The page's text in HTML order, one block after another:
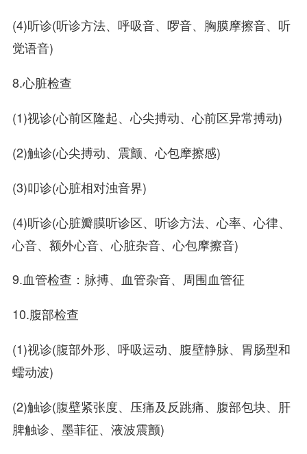
(4)听诊(听诊方法、呼吸音、啰音、胸膜摩擦音、听
觉语音)
8.心脏检查
(1)视诊(心前区隆起、心尖搏动、心前区异常搏动)
(2)触诊(心尖搏动、震颤、心包摩擦感)
(3)叩诊(心脏相对浊音界)
(4)听诊(心脏瓣膜听诊区、听诊方法、心率、心律、
心音、额外心音、心脏杂音、心包摩擦音)
9.血管检查：脉搏、血管杂音、周围血管征
10.腹部检查
(1)视诊(腹部外形、呼吸运动、腹壁静脉、胃肠型和
蠕动波)
(2)触诊(腹壁紧张度、压痛及反跳痛、腹部包块、肝
脾触诊、墨菲征、液波震颤)